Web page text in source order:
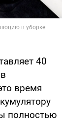
40
время
полностью